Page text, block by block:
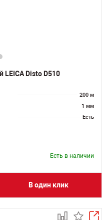
Disto D510
200 м
1 мм
Есть
Есть в наличии
В один клик